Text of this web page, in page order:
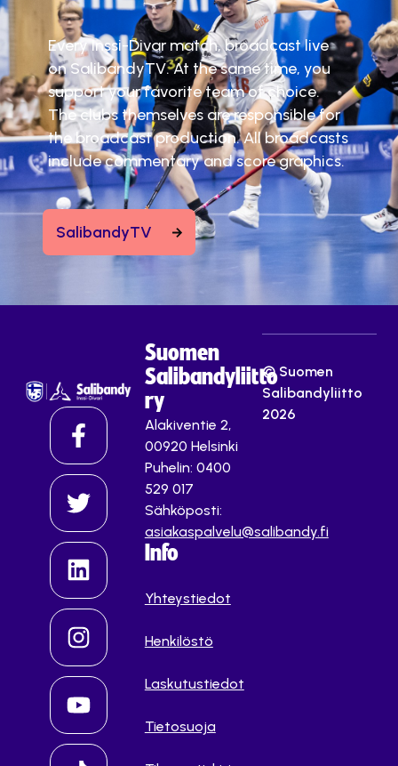
Every Inssi-Divar match, broadcast live
on SalibandyTV. At the same time, you
support your favorite team of choice.
The clubs themselves are responsible for
the broadcast production. All broadcasts
include commentary and score graphics.
SalibandyTV
Suomen
Salibandyliitto
ry
Alakiventie 2,
00920 Helsinki
Puhelin: 0400
529 017
Sähköposti:
asiakaspalvelu@salibandy.fi
Info
Yhteystiedot
Henkilöstö
Laskutustiedot
Tietosuoja
© Suomen
Salibandyliitto
2026